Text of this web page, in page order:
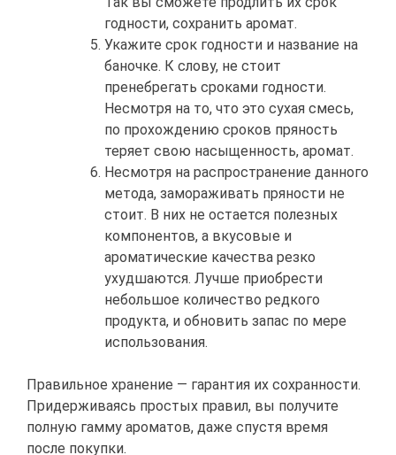
годности, сохранить аромат.
Укажите срок годности и название на
баночке. К слову, не стоит
пренебрегать сроками годности.
Несмотря на то, что это сухая смесь,
по прохождению сроков пряность
теряет свою насыщенность, аромат.
Несмотря на распространение данного
метода, замораживать пряности не
стоит. В них не остается полезных
компонентов, а вкусовые и
ароматические качества резко
ухудшаются. Лучше приобрести
небольшое количество редкого
продукта, и обновить запас по мере
использования.
Правильное хранение — гарантия их сохранности.
Придерживаясь простых правил, вы получите
полную гамму ароматов, даже спустя время
после покупки.